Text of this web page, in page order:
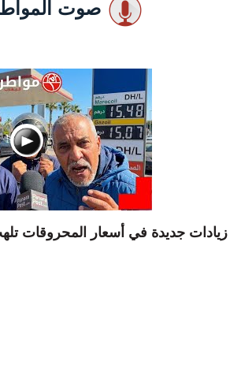
صوت
زيادات جديدة في أسعار المحروقات